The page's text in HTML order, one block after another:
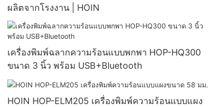
ผลิตจากโรงงาน | HOIN
เครื่องพิมพ์ฉลากความร้อนแบบพกพา HOP-HQ300
ขนาด 3 นิ้ว พร้อม USB+Bluetooth
HOIN HOP-ELM205 เครื่องพิมพ์ความร้อนแบบแผง